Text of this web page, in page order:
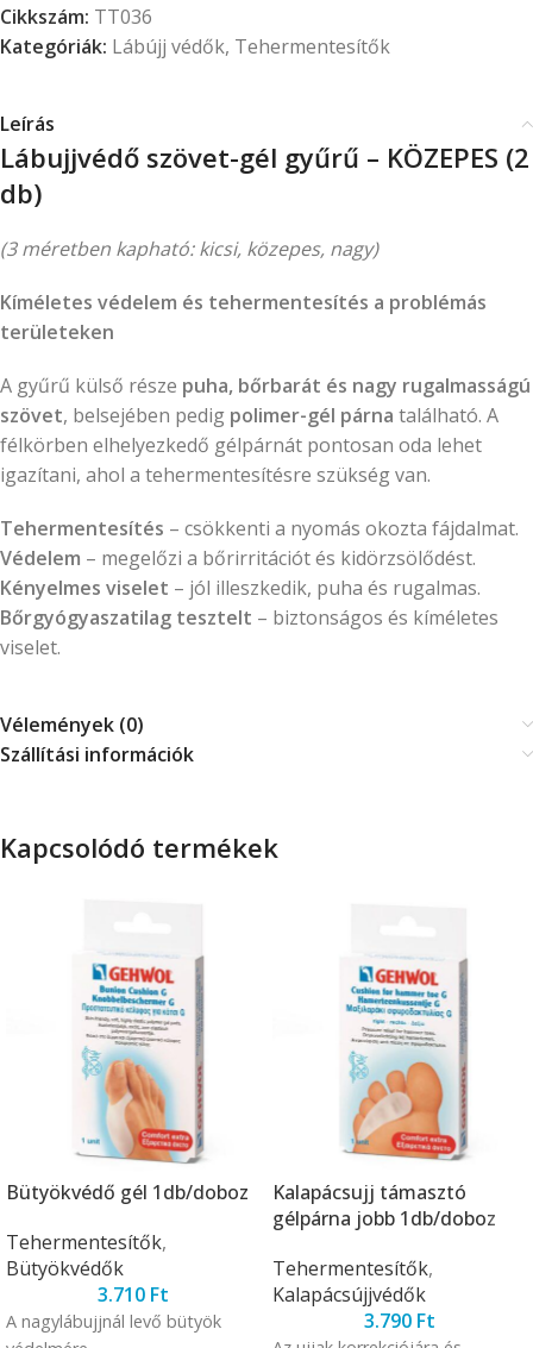
Cikkszám: TT036
Kategóriák: Lábújj védők, Tehermentesítők
Leírás
Lábujjvédő szövet-gél gyűrű – KÖZEPES (2
db)
(3 méretben kapható: kicsi, közepes, nagy)
Kíméletes védelem és tehermentesítés a problémás
területeken
A gyűrű külső része puha, bőrbarát és nagy rugalmasságú
szövet, belsejében pedig polimer-gél párna található. A
félkörben elhelyezkedő gélpárnát pontosan oda lehet
igazítani, ahol a tehermentesítésre szükség van.
Tehermentesítés – csökkenti a nyomás okozta fájdalmat.
Védelem – megelőzi a bőrirritációt és kidörzsölődést.
Kényelmes viselet – jól illeszkedik, puha és rugalmas.
Bőrgyógyaszatilag tesztelt – biztonságos és kíméletes
viselet.
Vélemények (0)
Szállítási információk
Kapcsolódó termékek
Bütyökvédő gél 1db/doboz
Tehermentesítők,
Bütyökvédők
3.710 Ft
A nagylábujjnál levő bütyök
Kalapácsujj támasztó
gélpárna jobb 1db/doboz
Tehermentesítők,
Kalapácsújjvédők
3.790 Ft